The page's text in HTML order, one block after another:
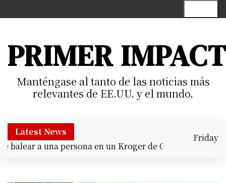
k
PRIMER
Manténgase al tanto de las noticias más
relevantes de EE.UU. y el mundo.
Latest News
a una persona en un Kroger de Cypress |
Prisión
Friday